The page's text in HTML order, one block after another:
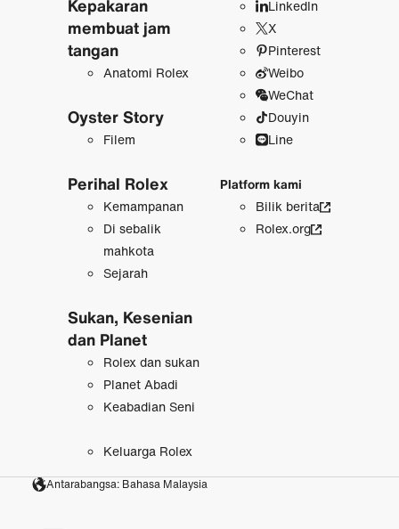
Kepakaran
membuat jam
tangan
Anatomi Rolex
Oyster Story
Filem
Perihal Rolex
Kemampanan
Di sebalik
mahkota
Sejarah
Sukan, Kesenian
dan Planet
Rolex dan sukan
Planet Abadi
Keabadian Seni
Keluarga Rolex
LinkedIn
X
Pinterest
Weibo
WeChat
Douyin
Line
Platform kami
Bilik berita
Rolex.org
Antarabangsa: Bahasa Malaysia